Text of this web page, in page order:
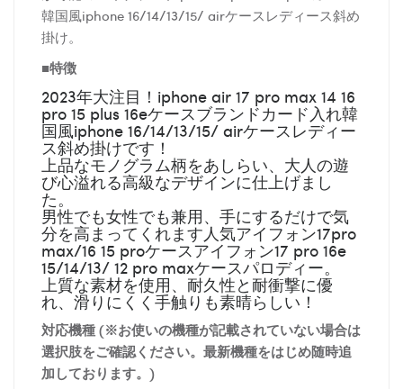
韓国風iphone 16/14/13/15/ airケースレディース斜め
掛け。
■特徴
2023年大注目！iphone air 17 pro max 14 16
pro 15 plus 16eケースブランドカード入れ韓
国風iphone 16/14/13/15/ airケースレディー
ス斜め掛けです！
上品なモノグラム柄をあしらい、大人の遊
び心溢れる高級なデザインに仕上げまし
た。
男性でも女性でも兼用、手にするだけで気
分を高まってくれます人気アイフォン17pro
max/16 15 proケースアイフォン17 pro 16e
15/14/13/ 12 pro maxケースパロディー。
上質な素材を使用、耐久性と耐衝撃に優
れ、滑りにくく手触りも素晴らしい！
対応機種 (※お使いの機種が記載されていない場合は
選択肢をご確認ください。最新機種をはじめ随時追
加しております。)